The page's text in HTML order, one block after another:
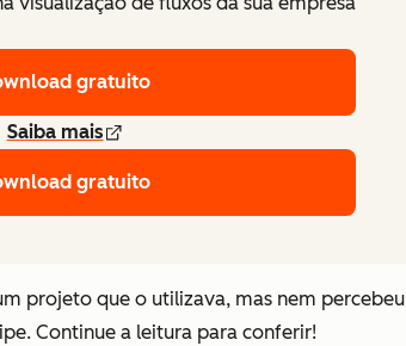
gratuito
Saiba mais
gratuito
projeto que o utilizava, mas nem
Continue a leitura para conferir!